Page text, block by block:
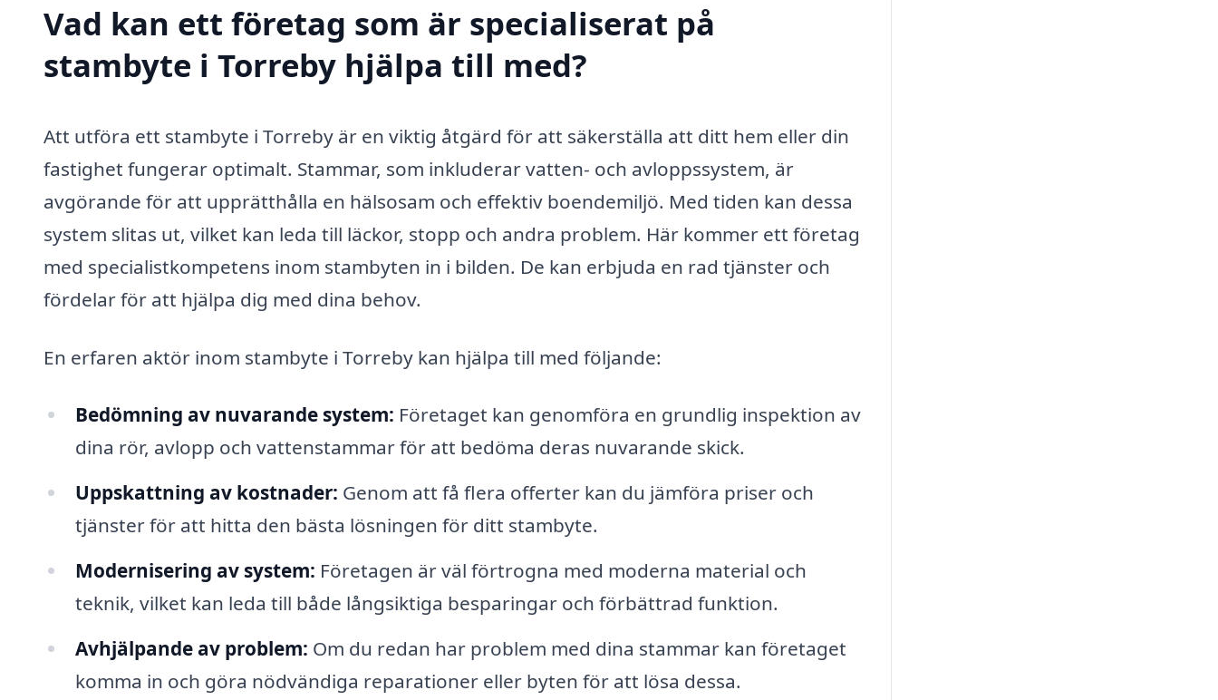
Vad kan ett företag som är specialiserat på
stambyte i Torreby hjälpa till med?
Att utföra ett stambyte i Torreby är en viktig åtgärd för att säkerställa att ditt hem eller din
fastighet fungerar optimalt. Stammar, som inkluderar vatten- och avloppssystem, är
avgörande för att upprätthålla en hälsosam och effektiv boendemiljö. Med tiden kan dessa
system slitas ut, vilket kan leda till läckor, stopp och andra problem. Här kommer ett företag
med specialistkompetens inom stambyten in i bilden. De kan erbjuda en rad tjänster och
fördelar för att hjälpa dig med dina behov.
En erfaren aktör inom stambyte i Torreby kan hjälpa till med följande:
Bedömning av nuvarande system: Företaget kan genomföra en grundlig inspektion av
dina rör, avlopp och vattenstammar för att bedöma deras nuvarande skick.
Uppskattning av kostnader: Genom att få flera offerter kan du jämföra priser och
tjänster för att hitta den bästa lösningen för ditt stambyte.
Modernisering av system: Företagen är väl förtrogna med moderna material och
teknik, vilket kan leda till både långsiktiga besparingar och förbättrad funktion.
Avhjälpande av problem: Om du redan har problem med dina stammar kan företaget
komma in och göra nödvändiga reparationer eller byten för att lösa dessa.